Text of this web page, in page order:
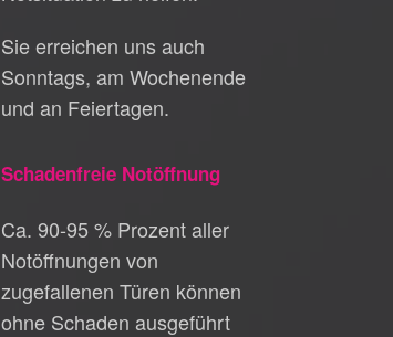
Sie erreichen uns auch
Sonntags, am Wochenende
und an Feiertagen.
Schadenfreie Notöffnung
Ca. 90-95 % Prozent aller
Notöffnungen von
zugefallenen Türen können
ohne Schaden ausgeführt